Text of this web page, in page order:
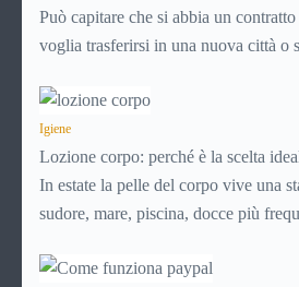
efficace
Può capitare che si abbia un
voglia trasferirsi in una nuova città o
abitazione: è legittimo chiedersi se è
contratto di locazione
capiremo come inviare la disdetta
Igiene
Lozione corpo: perché è la scelta
in estate
In estate la pelle del corpo vive una
sudore, mare, piscina, docce più
disidratata o semplicemente meno